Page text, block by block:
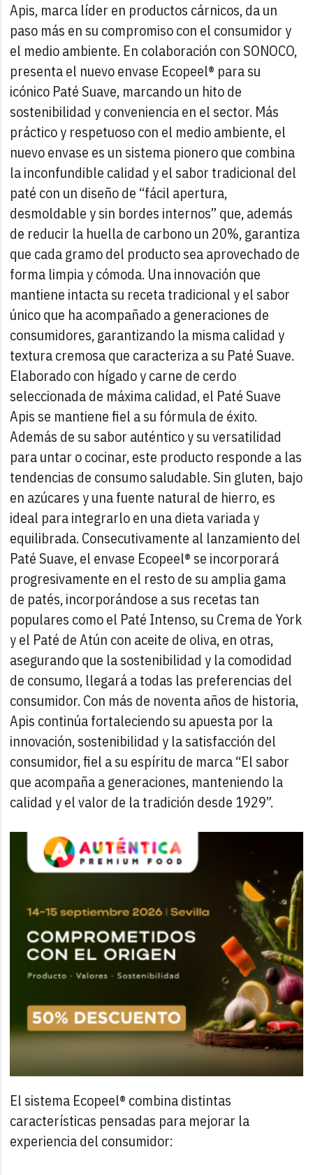
Apis, marca líder en productos cárnicos, da un
paso más en su compromiso con el consumidor y
el medio ambiente. En colaboración con SONOCO,
presenta el nuevo envase Ecopeel® para su
icónico Paté Suave, marcando un hito de
sostenibilidad y conveniencia en el sector. Más
práctico y respetuoso con el medio ambiente, el
nuevo envase es un sistema pionero que combina
la inconfundible calidad y el sabor tradicional del
paté con un diseño de “fácil apertura,
desmoldable y sin bordes internos” que, además
de reducir la huella de carbono un 20%, garantiza
que cada gramo del producto sea aprovechado de
forma limpia y cómoda. Una innovación que
mantiene intacta su receta tradicional y el sabor
único que ha acompañado a generaciones de
consumidores, garantizando la misma calidad y
textura cremosa que caracteriza a su Paté Suave.
Elaborado con hígado y carne de cerdo
seleccionada de máxima calidad, el Paté Suave
Apis se mantiene fiel a su fórmula de éxito.
Además de su sabor auténtico y su versatilidad
para untar o cocinar, este producto responde a las
tendencias de consumo saludable. Sin gluten, bajo
en azúcares y una fuente natural de hierro, es
ideal para integrarlo en una dieta variada y
equilibrada. Consecutivamente al lanzamiento del
Paté Suave, el envase Ecopeel® se incorporará
progresivamente en el resto de su amplia gama
de patés, incorporándose a sus recetas tan
populares como el Paté Intenso, su Crema de York
y el Paté de Atún con aceite de oliva, en otras,
asegurando que la sostenibilidad y la comodidad
de consumo, llegará a todas las preferencias del
consumidor. Con más de noventa años de historia,
Apis continúa fortaleciendo su apuesta por la
innovación, sostenibilidad y la satisfacción del
consumidor, fiel a su espíritu de marca “El sabor
que acompaña a generaciones, manteniendo la
calidad y el valor de la tradición desde 1929”.
El sistema Ecopeel® combina distintas
características pensadas para mejorar la
experiencia del consumidor: